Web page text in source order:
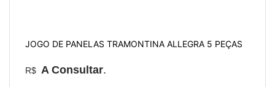
JOGO DE PANELAS TRAMONTINA ALLEGRA 5 PEÇAS
R$ A Consultar.